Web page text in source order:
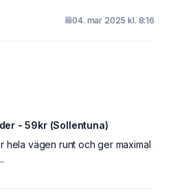
04. mar 2025 kl. 8:16
- 59kr (Sollentuna)
hela vägen runt och ger maximal